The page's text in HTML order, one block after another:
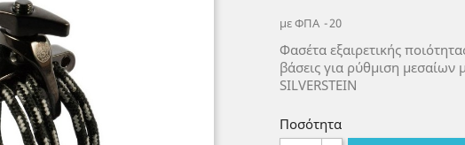
με ΦΠΑ 20
Φασέτα εξαιρετικής
βάσεις για ρύθμιση
SILVERSTEIN
Ποσότητα